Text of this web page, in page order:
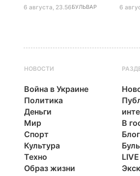
6 августа, 23.56БУЛЬВАР 6
НОВОСТИ
Война в Украине
Политика
Деньги
Мир
Спорт
Культура
Техно
Образ жизни
В
LIVE